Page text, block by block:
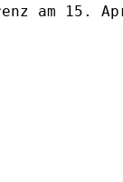
am 15.